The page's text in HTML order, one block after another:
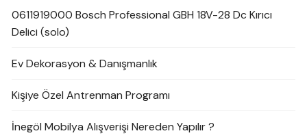
0611919000 Bosch Professional GBH 18V-28 Dc Kırıcı
Delici (solo)
Ev Dekorasyon & Danışmanlık
Kişiye Özel Antrenman Programı
İnegöl Mobilya Alışverişi Nereden Yapılır ?